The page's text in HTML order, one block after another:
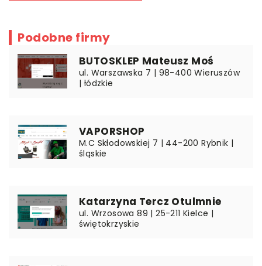
Podobne firmy
BUTOSKLEP Mateusz Moś
ul. Warszawska 7 | 98-400 Wieruszów
| łódzkie
VAPORSHOP
M.C Skłodowskiej 7 | 44-200 Rybnik |
śląskie
Katarzyna Tercz Otulmnie
ul. Wrzosowa 89 | 25-211 Kielce |
świętokrzyskie